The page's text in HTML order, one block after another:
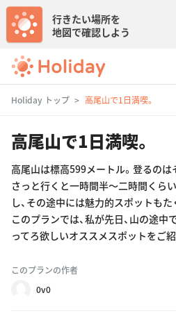
行きたい場所を
地図で確認しよう
Holiday トップ 高尾山で1日満喫。
高尾山で1日満喫。
高尾山は標高599メートル。登るのは
さっと行くと一時間半〜二時間くら
し、その途中には魅力的スポットもた
このプランでは、私が先日、山の途中
ってろ欲しいオススメスポットをご紹
このプランの作者
0v0